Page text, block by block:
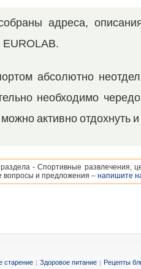
адреса,
EUROLAB.
абсолютно
необходимо
активно отдохнуть и
- Спортивные развлечения,
вопросы и предложения – напишите
старение | Здоровое питание | Рецепты